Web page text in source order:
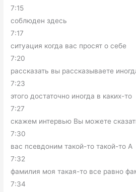
7:15
соблюден здесь
7:17
ситуация когда вас просят о себе
7:20
рассказать вы рассказываете
7:23
этого достаточно иногда в каких-то
7:27
скажем интервью Вы можете
7:30
вас псевдоним такой-то такой-то А
7:32
фамилия моя такая-то все равно
7:34